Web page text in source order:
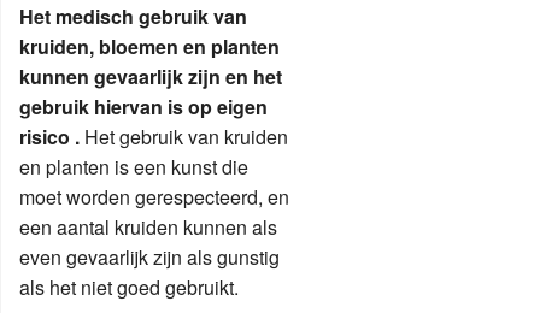
Het medisch gebruik van
kruiden, bloemen en planten
kunnen gevaarlijk zijn en het
gebruik hiervan is op eigen
risico . Het gebruik van kruiden
en planten is een kunst die
moet worden gerespecteerd, en
een aantal kruiden kunnen als
even gevaarlijk zijn als gunstig
als het niet goed gebruikt.